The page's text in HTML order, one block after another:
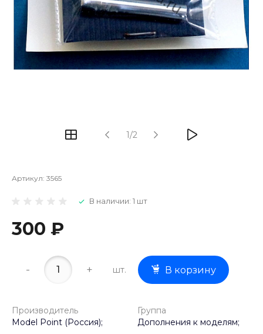
1/2
Артикул: 3565
В наличии: 1 шт
300 ₽
- + шт. В корзину
Производитель
Model Point (Россия);
Группа
Дополнения к моделям;